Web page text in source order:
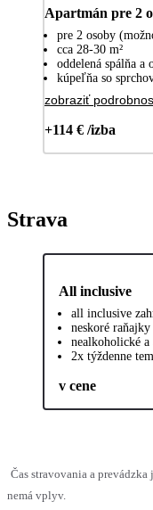
Apartmán pre 2
pre 2 osoby
cca 28-30 m²
oddelená spálňa a
kúpeľňa so
zobraziť
+114 € /izba
Strava
All inclusive
all inclusive
neskoré
nealkoholické
2x týždenne
v cene
Čas stravovania a
nemá vplyv.